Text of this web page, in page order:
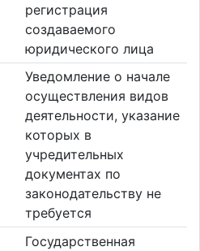
регистрация
создаваемого
юридического лица
Уведомление о начале
осуществления видов
деятельности, указание
которых в
учредительных
документах по
законодательству не
требуется
Государственная